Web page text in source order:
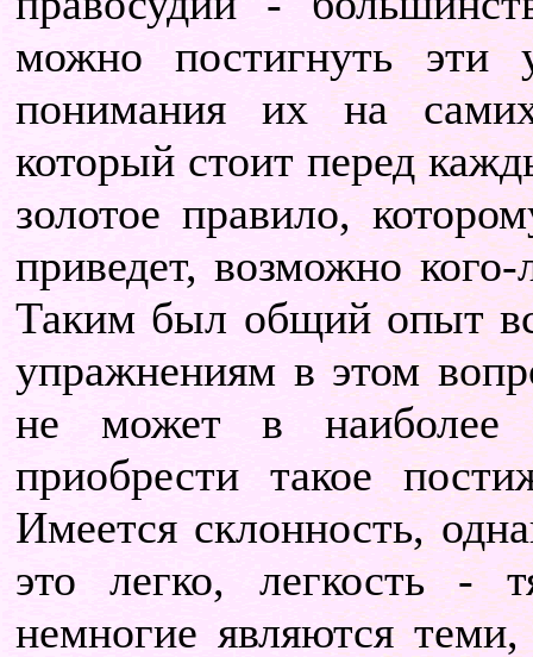
можно постигнуть эти
понимания их на
который стоит перед
золотое правило,
приведет, возможно
Таким был общий опыт
упражнениям в этом
не может в наиболее
приобрести такое
Имеется склонность,
это легко, легкость -
немногие являются